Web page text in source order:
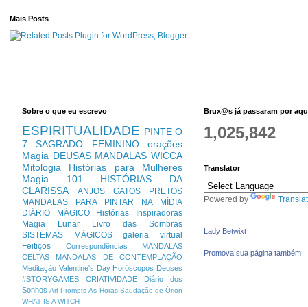
Mais Posts
Sobre o que eu escrevo
ESPIRITUALIDADE PINTE O
7
SAGRADO FEMININO
orações
Magia DEUSAS MANDALAS WICCA
Mitologia
Histórias para Mulheres
Magia 101
HISTÓRIAS DA
CLARISSA
ANJOS
GATOS PRETOS
MANDALAS PARA PINTAR
NA MÍDIA
DIÁRIO MÁGICO
Histórias Inspiradoras
Magia Lunar
Livro das Sombras
SISTEMAS MÁGICOS
galeria virtual
Feitiços
Correspondências
MANDALAS
CELTAS
MANDALAS DE CONTEMPLAÇÃO
Meditação Valentine's Day Horóscopos Deuses
#STORYGAMES
CRIATIVIDADE
Diário dos
Sonhos Art Prompts As Horas Saudação de Órion
WHAT IS A WITCH
Brux@s já passaram por
1,025,842
Translator
Powered by
Lady Betwixt
Promova sua página também